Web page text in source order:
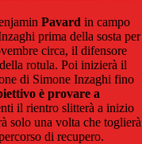
Pavard in campo
prima della sosta per
circa, il difensore
rotula. Poi inizierà il
di Simone Inzaghi fino
è provare a
il rientro slitterà a inizio
solo una volta che toglierà
di recupero.